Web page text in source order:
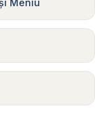
Meniu